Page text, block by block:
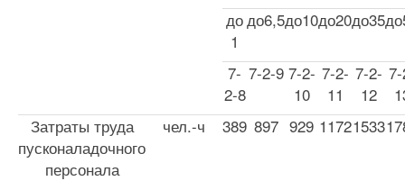
до
1
до6,5до10до20до35
7-
2-8
7-2-9 7-2-
10
7-2-
11
7-2-
12
Затраты труда
пусконаладочного
персонала
чел.-ч 389 897 929 11721533